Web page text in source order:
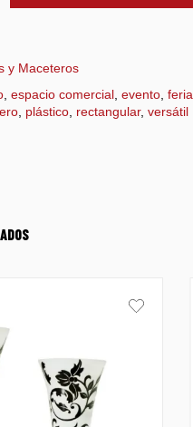
y Maceteros
espacio comercial evento feria
plástico rectangular, versátil